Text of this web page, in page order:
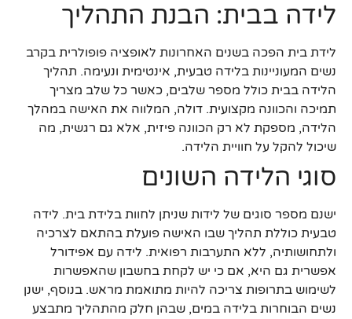
לידה בבית: הבנת התהליך
לידת בית הפכה בשנים האחרונות לאופציה פופולרית בקרב
נשים המעוניינות בלידה טבעית, אינטימית ונעימה. תהליך
הלידה בבית כולל מספר שלבים, כאשר כל שלב מצריך
תמיכה והכוונה מקצועית. דולה, המלווה את האישה במהלך
הלידה, מספקת לא רק הכוונה פיזית, אלא גם רגשית, מה
שיכול להקל על חוויית הלידה.
סוגי הלידה השונים
ישנם מספר סוגים של לידות שניתן לחוות בלידת בית. לידה
טבעית כוללת תהליך שבו האישה פועלת בהתאם לצרכיה
ולתחושותיה, ללא התערבות רפואית. לידה עם אפידורל
אפשרית גם היא, אם כי יש לקחת בחשבון שהאפשרות
לשימוש בתרופות צריכה להיות מתואמת מראש. בנוסף, ישנן
נשים הבוחרות בלידה במים, שבהן חלק מהתהליך מתבצע